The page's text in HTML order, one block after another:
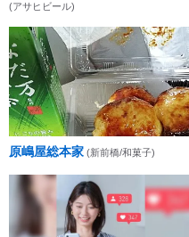
(アサヒビール)
原嶋屋総本家 (新前橋/和菓子)